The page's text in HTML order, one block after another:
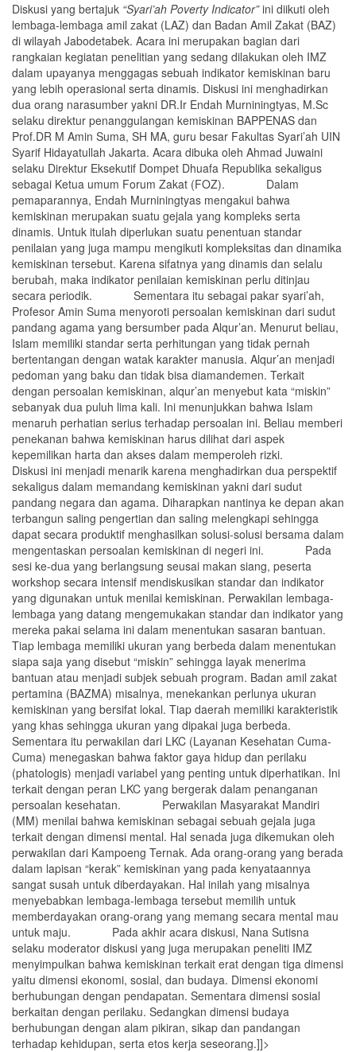
Diskusi yang bertajuk “Syari’ah Poverty Indicator”ini diikuti oleh
lembaga-lembaga amil zakat (LAZ) dan Badan Amil Zakat (BAZ)
di wilayah Jabodetabek. Acara ini merupakan bagian dari
rangkaian kegiatan penelitian yang sedang dilakukan oleh IMZ
dalam upayanya menggagas sebuah indikator kemiskinan baru
yang lebih operasional serta dinamis. Diskusi ini menghadirkan
dua orang narasumber yakni DR.Ir Endah Murniningtyas, M.Sc
selaku direktur penanggulangan kemiskinan BAPPENAS dan
Prof.DR M Amin Suma, SH MA, guru besar Fakultas Syari’ah UIN
Syarif Hidayatullah Jakarta. Acara dibuka oleh Ahmad Juwaini
selaku Direktur Eksekutif Dompet Dhuafa Republika sekaligus
sebagai Ketua umum Forum Zakat (FOZ). Dalam
pemaparannya, Endah Murniningtyas mengakui bahwa
kemiskinan merupakan suatu gejala yang kompleks serta
dinamis. Untuk itulah diperlukan suatu penentuan standar
penilaian yang juga mampu mengikuti kompleksitas dan dinamika
kemiskinan tersebut. Karena sifatnya yang dinamis dan selalu
berubah, maka indikator penilaian kemiskinan perlu ditinjau
secara periodik. Sementara itu sebagai pakar syari’ah,
Profesor Amin Suma menyoroti persoalan kemiskinan dari sudut
pandang agama yang bersumber pada Alqur’an. Menurut beliau,
Islam memiliki standar serta perhitungan yang tidak pernah
bertentangan dengan watak karakter manusia. Alqur’an menjadi
pedoman yang baku dan tidak bisa diamandemen. Terkait
dengan persoalan kemiskinan, alqur’an menyebut kata “miskin”
sebanyak dua puluh lima kali. Ini menunjukkan bahwa Islam
menaruh perhatian serius terhadap persoalan ini. Beliau memberi
penekanan bahwa kemiskinan harus dilihat dari aspek
kepemilikan harta dan akses dalam memperoleh rizki.
Diskusi ini menjadi menarik karena menghadirkan dua perspektif
sekaligus dalam memandang kemiskinan yakni dari sudut
pandang negara dan agama. Diharapkan nantinya ke depan akan
terbangun saling pengertian dan saling melengkapi sehingga
dapat secara produktif menghasilkan solusi-solusi bersama dalam
mengentaskan persoalan kemiskinan di negeri ini. Pada
sesi ke-dua yang berlangsung seusai makan siang, peserta
workshop secara intensif mendiskusikan standar dan indikator
yang digunakan untuk menilai kemiskinan. Perwakilan lembaga-
lembaga yang datang mengemukakan standar dan indikator yang
mereka pakai selama ini dalam menentukan sasaran bantuan.
Tiap lembaga memiliki ukuran yang berbeda dalam menentukan
siapa saja yang disebut “miskin” sehingga layak menerima
bantuan atau menjadi subjek sebuah program. Badan amil zakat
pertamina (BAZMA) misalnya, menekankan perlunya ukuran
kemiskinan yang bersifat lokal. Tiap daerah memiliki karakteristik
yang khas sehingga ukuran yang dipakai juga berbeda.
Sementara itu perwakilan dari LKC (Layanan Kesehatan Cuma-
Cuma) menegaskan bahwa faktor gaya hidup dan perilaku
(phatologis) menjadi variabel yang penting untuk diperhatikan. Ini
terkait dengan peran LKC yang bergerak dalam penanganan
persoalan kesehatan. Perwakilan Masyarakat Mandiri
(MM) menilai bahwa kemiskinan sebagai sebuah gejala juga
terkait dengan dimensi mental. Hal senada juga dikemukan oleh
perwakilan dari Kampoeng Ternak. Ada orang-orang yang berada
dalam lapisan “kerak” kemiskinan yang pada kenyataannya
sangat susah untuk diberdayakan. Hal inilah yang misalnya
menyebabkan lembaga-lembaga tersebut memilih untuk
memberdayakan orang-orang yang memang secara mental mau
untuk maju. Pada akhir acara diskusi, Nana Sutisna
selaku moderator diskusi yang juga merupakan peneliti IMZ
menyimpulkan bahwa kemiskinan terkait erat dengan tiga dimensi
yaitu dimensi ekonomi, sosial, dan budaya. Dimensi ekonomi
berhubungan dengan pendapatan. Sementara dimensi sosial
berkaitan dengan perilaku. Sedangkan dimensi budaya
berhubungan dengan alam pikiran, sikap dan pandangan
terhadap kehidupan, serta etos kerja seseorang.]]>